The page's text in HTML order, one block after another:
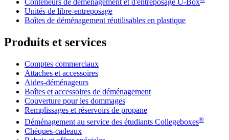
Conteneurs de déménagement et d'entreposage U-Box
Unités de libre-entreposage
Boîtes de déménagement réutilisables en plastique
Produits et services
Comptes commerciaux
Attaches et accessoires
Aides-déménageurs
Boîtes et accessoires de déménagement
Couverture pour les dommages
Remplissages et réservoirs de propane
Déménagement au service des étudiants Collegeboxes®
Chèques-cadeaux